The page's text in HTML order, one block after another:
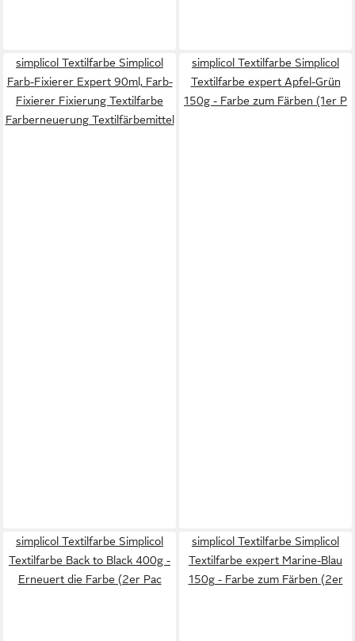
simplicol Textilfarbe Simplicol
Farb-Fixierer Expert 90ml, Farb-
Fixierer Fixierung Textilfarbe
Farberneuerung Textilfärbemittel
simplicol Textilfarbe Simplicol
Textilfarbe expert Apfel-Grün
150g - Farbe zum Färben (1er P
simplicol Textilfarbe Simplicol
Textilfarbe Back to Black 400g -
Erneuert die Farbe (2er Pac
simplicol Textilfarbe Simplicol
Textilfarbe expert Marine-Blau
150g - Farbe zum Färben (2er